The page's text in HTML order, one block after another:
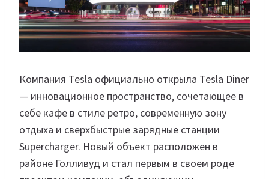
Компания Tesla официально открыла Tesla Diner
— инновационное пространство, сочетающее в
себе кафе в стиле ретро, современную зону
отдыха и сверхбыстрые зарядные станции
Supercharger. Новый объект расположен в
районе Голливуд и стал первым в своем роде